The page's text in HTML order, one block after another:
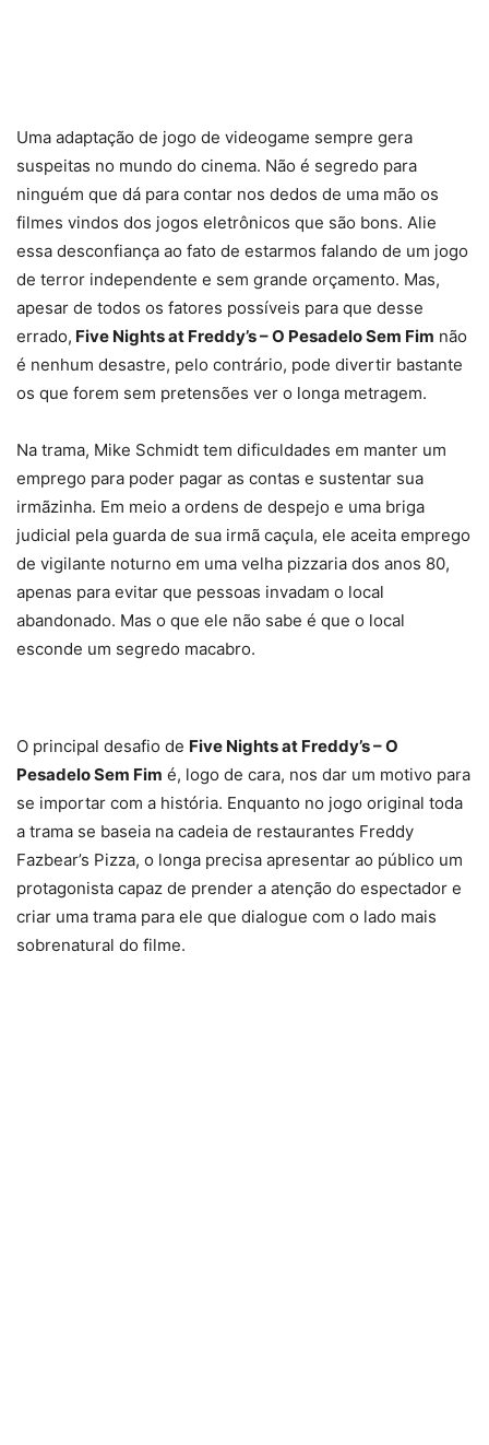
Uma adaptação de jogo de videogame sempre gera
suspeitas no mundo do cinema. Não é segredo para
ninguém que dá para contar nos dedos de uma mão os
filmes vindos dos jogos eletrônicos que são bons. Alie
essa desconfiança ao fato de estarmos falando de um jogo
de terror independente e sem grande orçamento. Mas,
apesar de todos os fatores possíveis para que desse
errado, Five Nights at Freddy’s – O Pesadelo Sem Fim não
é nenhum desastre, pelo contrário, pode divertir bastante
os que forem sem pretensões ver o longa metragem.
Na trama, Mike Schmidt tem dificuldades em manter um
emprego para poder pagar as contas e sustentar sua
irmãzinha. Em meio a ordens de despejo e uma briga
judicial pela guarda de sua irmã caçula, ele aceita emprego
de vigilante noturno em uma velha pizzaria dos anos 80,
apenas para evitar que pessoas invadam o local
abandonado. Mas o que ele não sabe é que o local
esconde um segredo macabro.
O principal desafio de Five Nights at Freddy’s – O
Pesadelo Sem Fim é, logo de cara, nos dar um motivo para
se importar com a história. Enquanto no jogo original toda
a trama se baseia na cadeia de restaurantes Freddy
Fazbear’s Pizza, o longa precisa apresentar ao público um
protagonista capaz de prender a atenção do espectador e
criar uma trama para ele que dialogue com o lado mais
sobrenatural do filme.